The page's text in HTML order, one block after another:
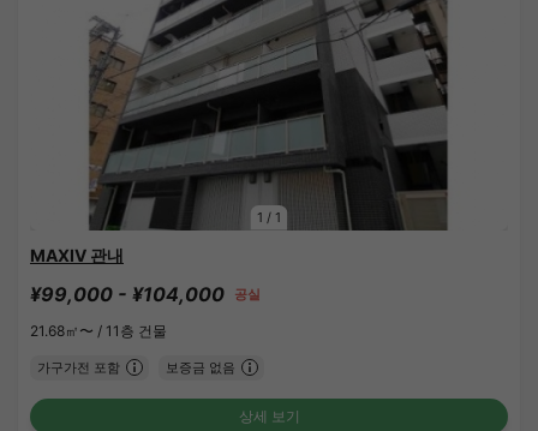
1 / 1
MAXIV 관내
¥99,000 - ¥104,000 공실
21.68㎡〜 / 11층 건물
가구가전 포함 보증금 없음
상세 보기